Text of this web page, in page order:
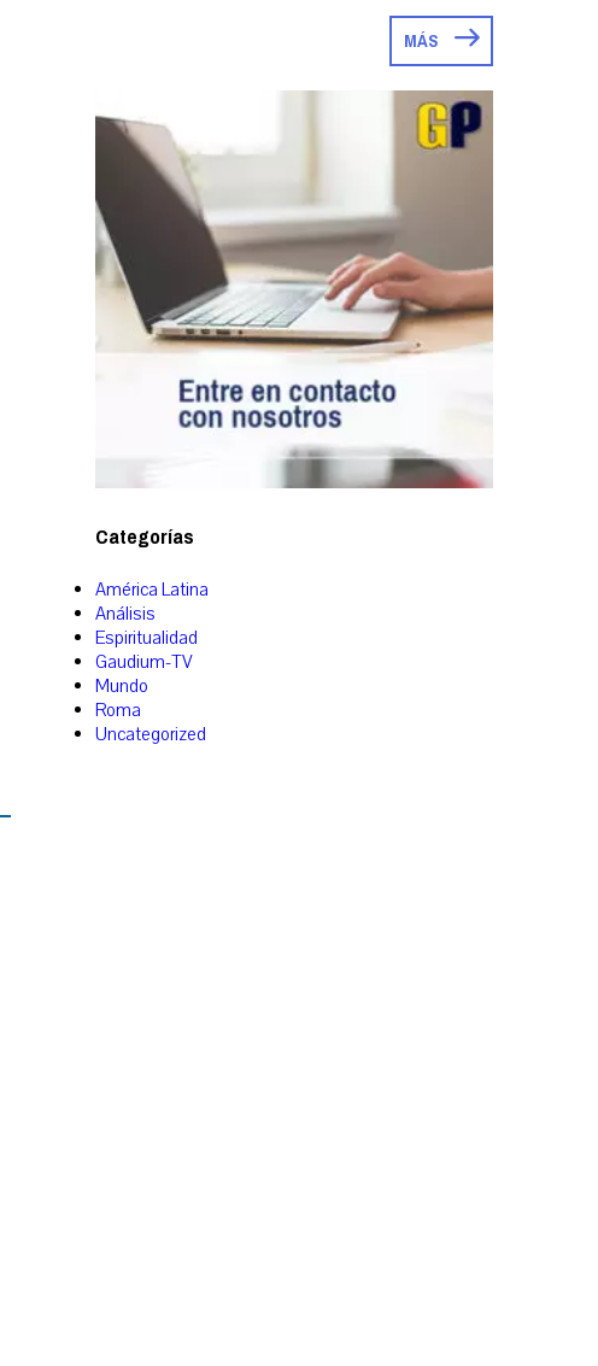
MÁS
Categorías
América Latina
Análisis
Espiritualidad
Gaudium-TV
Mundo
Roma
Uncategorized